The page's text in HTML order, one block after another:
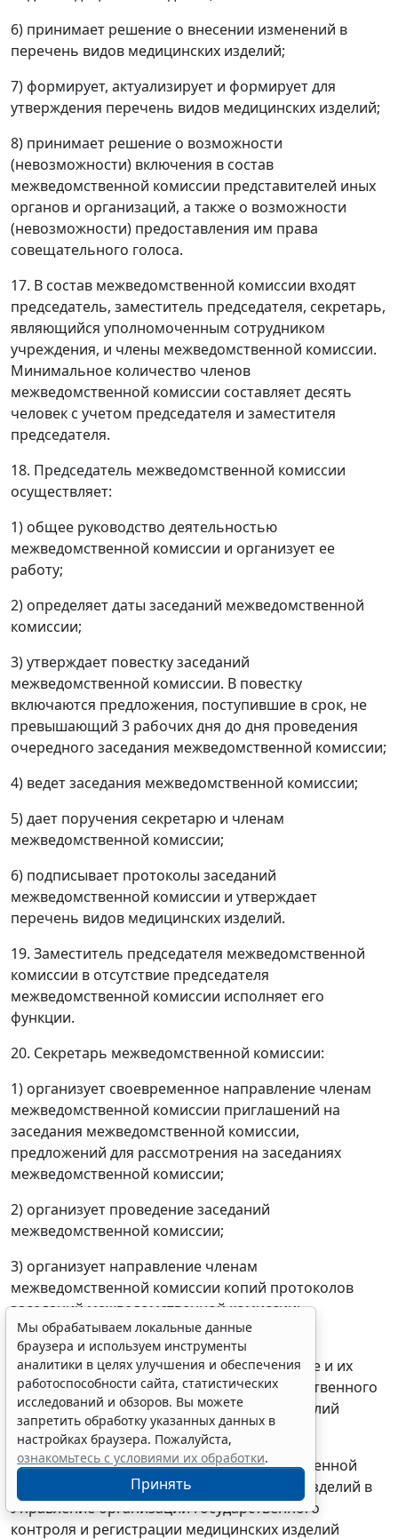
6) принимает решение о внесении изменений в
перечень видов медицинских изделий;
7) формирует, актуализирует и формирует для
утверждения перечень видов медицинских изделий;
8) принимает решение о возможности
(невозможности) включения в состав
межведомственной комиссии представителей иных
органов и организаций, а также о возможности
(невозможности) предоставления им права
совещательного голоса.
17. В состав межведомственной комиссии входят
председатель, заместитель председателя, секретарь,
являющийся уполномоченным сотрудником
учреждения, и члены межведомственной комиссии.
Минимальное количество членов
межведомственной комиссии составляет десять
человек с учетом председателя и заместителя
председателя.
18. Председатель межведомственной комиссии
осуществляет:
1) общее руководство деятельностью
межведомственной комиссии и организует ее
работу;
2) определяет даты заседаний межведомственной
комиссии;
3) утверждает повестку заседаний
межведомственной комиссии. В повестку
включаются предложения, поступившие в срок, не
превышающий 3 рабочих дня до дня проведения
очередного заседания межведомственной комиссии;
4) ведет заседания межведомственной комиссии;
5) дает поручения секретарю и членам
межведомственной комиссии;
6) подписывает протоколы заседаний
межведомственной комиссии и утверждает
перечень видов медицинских изделий.
19. Заместитель председателя межведомственной
комиссии в отсутствие председателя
межведомственной комиссии исполняет его
функции.
20. Секретарь межведомственной комиссии:
1) организует своевременное направление членам
межведомственной комиссии приглашений на
заседания межведомственной комиссии,
предложений для рассмотрения на заседаниях
межведомственной комиссии;
2) организует проведение заседаний
межведомственной комиссии;
3) организует направление членам
межведомственной комиссии копий протоколов
заседаний межведомственной комиссии;
4) направляет протоколы заседаний
межведомственной комиссии в учреждение и их
копии в Управление организации государственного
контроля и регистрации медицинских изделий
Росздравнадзора;
5) направляет утвержденный межведомственной
комиссией перечень видов медицинских изделий в
Управление организации государственного
контроля и регистрации медицинских изделий
Мы обрабатываем локальные данные
браузера и используем инструменты
аналитики в целях улучшения и обеспечения
работоспособности сайта, статистических
исследований и обзоров. Вы можете
запретить обработку указанных данных в
настройках браузера. Пожалуйста,
ознакомьтесь с условиями их обработки.
Принять